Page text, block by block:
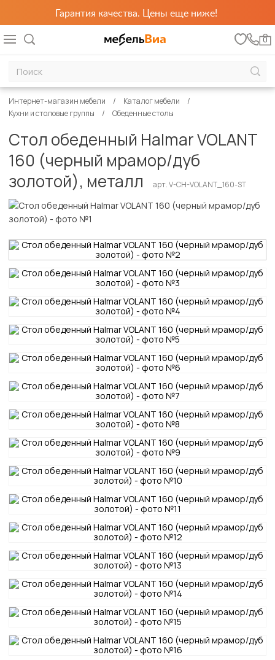
Гарантия качества. Цены еще ниже!
0
Интернет-магазин мебели
Каталог мебели
Кухни и столовые группы
Обеденные столы
Стол обеденный Halmar VOLANT
160 (черный мрамор/дуб
золотой), металл
арт. V-CH-VOLANT_160-ST